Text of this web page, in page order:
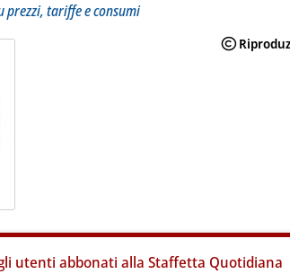
prezzi, tariffe e consumi
utenti abbonati alla Staffetta Quotidiana